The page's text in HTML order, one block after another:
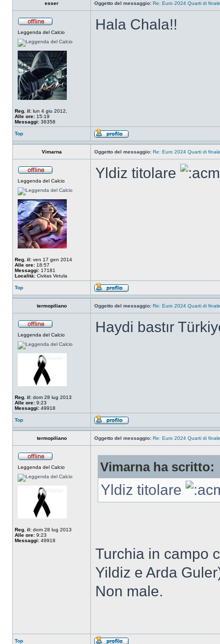
esser Oggetto del messaggio: Re: Euro 2024 Quarti di
Leggenda del Calcio
Reg. il: lun 4 giu 2012,
Alle ore: 15:19
Messaggi: 36358
Hala Chala!!
Top
Vimarna Oggetto del messaggio: Re: Euro 2024 Quarti di
Leggenda del Calcio
Reg. il: ven 17 gen 2014
Alle ore: 18:57
Messaggi: 17181
Località: Civitas Vetula
Yldiz titolare
Top
termopiliano Oggetto del messaggio: Re: Euro 2024 Quarti di
Leggenda del Calcio
Reg. il: dom 28 lug 2013
Alle ore: 9:23
Messaggi: 49918
Haydi bastır
Top
termopiliano Oggetto del messaggio: Re: Euro 2024 Quarti di
Leggenda del Calcio
Reg. il: dom 28 lug 2013
Alle ore: 9:23
Messaggi: 49918
Vimarna ha scritto:
Yldiz titolare
Turchia in campo
Yildiz e Arda
Non male.
Top